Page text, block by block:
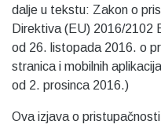
dalje u tekstu: Zakon o
Direktiva (EU) 2016/2102
od 26. listopada 2016. o
stranica i mobilnih
od 2. prosinca 2016.)
Ova izjava o